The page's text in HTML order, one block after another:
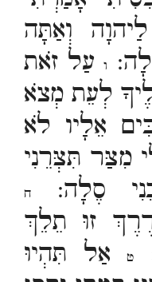
וְאַתָּה
ו עַל זֹאת
לְעֵת מְצֹא
אֵלָיו לֹא
מִצַּר תִּצְּרֵנִי
סֶלָה:
ח
זוּ תֵלֵךְ
טאַל תִּהְיוּ